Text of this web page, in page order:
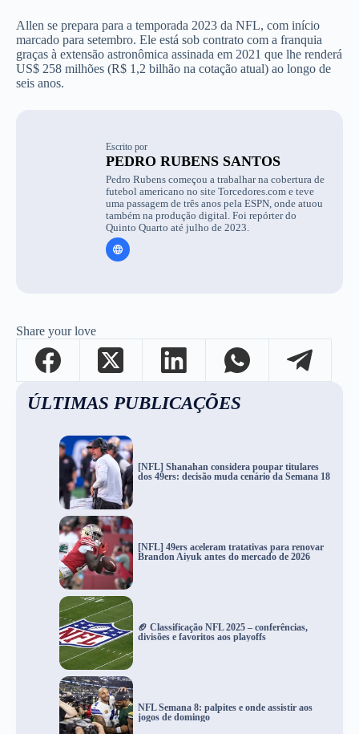
Allen se prepara para a temporada 2023 da NFL, com início
marcado para setembro. Ele está sob contrato com a franquia
graças à extensão astronômica assinada em 2021 que lhe renderá
US$ 258 milhões (R$ 1,2 bilhão na cotação atual) ao longo de
seis anos.
Escrito por
PEDRO RUBENS SANTOS
Pedro Rubens começou a trabalhar na cobertura de
futebol americano no site Torcedores.com e teve
uma passagem de três anos pela ESPN, onde atuou
também na produção digital. Foi repórter do
Quinto Quarto até julho de 2023.
Share your love
ÚLTIMAS PUBLICAÇÕES
[NFL] Shanahan considera poupar titulares
dos 49ers: decisão muda cenário da Semana 18
[NFL] 49ers aceleram tratativas para renovar
Brandon Aiyuk antes do mercado de 2026
🏈 Classificação NFL 2025 – conferências,
divisões e favoritos aos playoffs
NFL Semana 8: palpites e onde assistir aos
jogos de domingo